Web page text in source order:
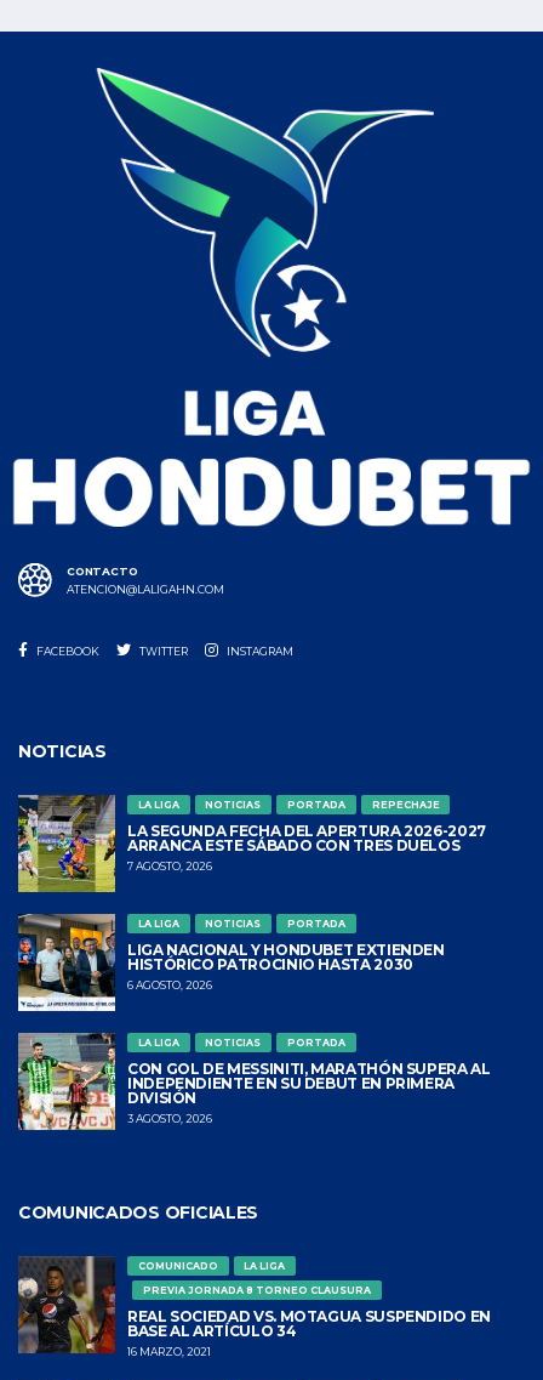
CONTACTO
ATENCION@LALIGAHN.COM
FACEBOOK TWITTER INSTAGRAM
NOTICIAS
LA LIGA NOTICIAS PORTADA REPECHAJE
LA SEGUNDA FECHA DEL APERTURA 2026-2027
ARRANCA ESTE SÁBADO CON TRES DUELOS
7 AGOSTO, 2026
LA LIGA NOTICIAS PORTADA
LIGA NACIONAL Y HONDUBET EXTIENDEN
HISTÓRICO PATROCINIO HASTA 2030
6 AGOSTO, 2026
LA LIGA NOTICIAS PORTADA
CON GOL DE MESSINITI, MARATHÓN SUPERA AL
INDEPENDIENTE EN SU DEBUT EN PRIMERA
DIVISIÓN
3 AGOSTO, 2026
COMUNICADOS OFICIALES
COMUNICADO
LA LIGA
PREVIA JORNADA 8 TORNEO CLAUSURA
REAL SOCIEDAD VS. MOTAGUA SUSPENDIDO EN
BASE AL ARTÍCULO 34
16 MARZO, 2021